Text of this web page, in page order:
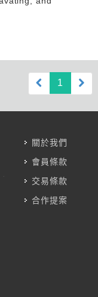
1 (current)
關於我們
會員條款
交易條款
合作提案